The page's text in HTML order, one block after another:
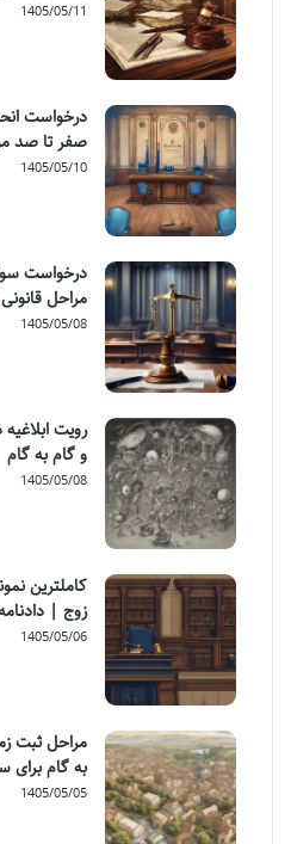
1405/05/11
درخواست
صفر تا صد
1405/05/10
درخواست
مراحل
1405/05/08
رویت
و گام به گام
1405/05/08
کاملترین
زوج |
1405/05/06
مراحل ثبت
به گام برای
1405/05/05